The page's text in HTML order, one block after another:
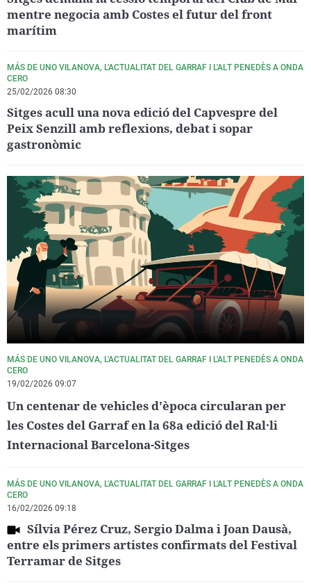
mentre negocia amb Costes el futur del front
marítim
MÁS DE UNO VILANOVA, L'ACTUALITAT DEL GARRAF I L'ALT PENEDÈS A ONDA
CERO
25/02/2026 08:30
Sitges acull una nova edició del Capvespre del
Peix Senzill amb reflexions, debat i sopar
gastronòmic
MÁS DE UNO VILANOVA, L'ACTUALITAT DEL GARRAF I L'ALT PENEDÈS A ONDA
CERO
19/02/2026 09:07
Un centenar de vehicles d'època circularan per
les Costes del Garraf en la 68a edició del Ral·li
Internacional Barcelona-Sitges
MÁS DE UNO VILANOVA, L'ACTUALITAT DEL GARRAF I L'ALT PENEDÈS A ONDA
CERO
16/02/2026 09:18
Sílvia Pérez Cruz, Sergio Dalma i Joan Dausà,
entre els primers artistes confirmats del Festival
Terramar de Sitges